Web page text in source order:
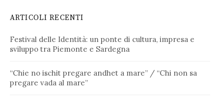
ARTICOLI RECENTI
Festival delle Identità: un ponte di cultura, impresa e
sviluppo tra Piemonte e Sardegna
“Chie no ischit pregare andhet a mare” / “Chi non sa
pregare vada al mare”